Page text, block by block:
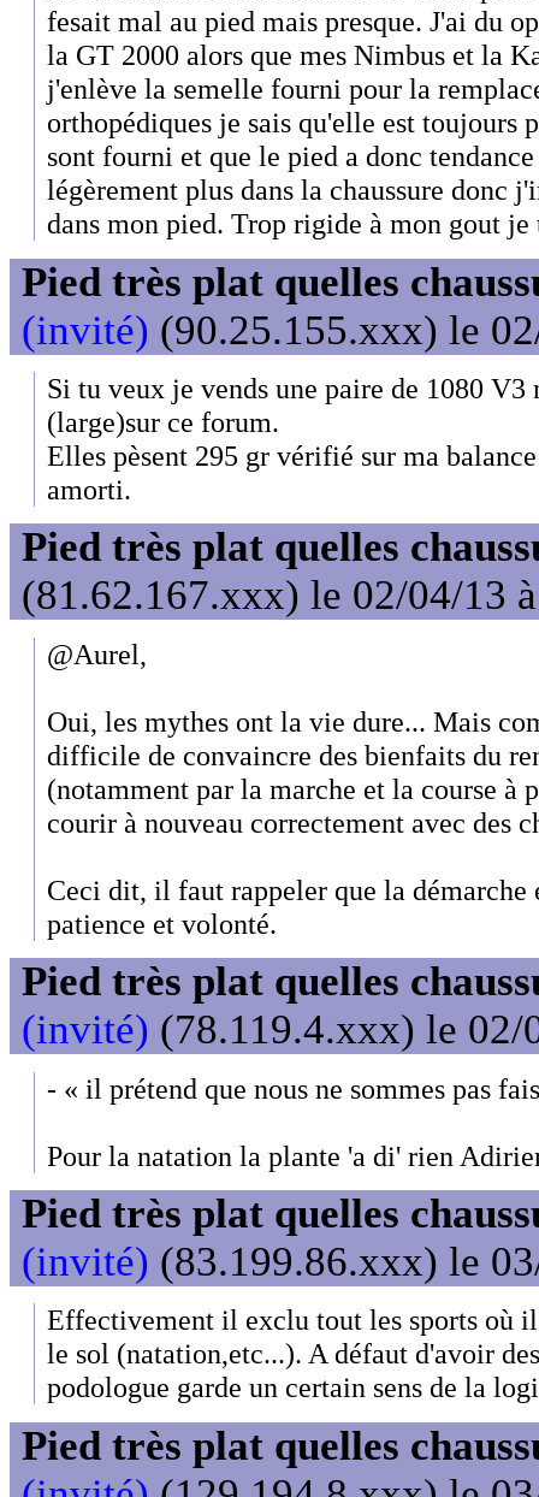
fesait mal au pied mais presque. J'ai du
la GT 2000 alors que mes Nimbus et la
j'enlève la semelle fourni pour la
orthopédiques je sais qu'elle est toujours
sont fourni et que le pied a donc
légèrement plus dans la chaussure donc
dans mon pied. Trop rigide à mon gout je
Pied très plat quelles
(invité) (90.25.155.xxx) le
Si tu veux je vends une paire de 1080
(large)sur ce forum.
Elles pèsent 295 gr vérifié sur ma
amorti.
Pied très plat quelles
(81.62.167.xxx) le 02/04/13
@Aurel,
Oui, les mythes ont la vie dure... Mais
difficile de convaincre des bienfaits du
(notamment par la marche et la course à
courir à nouveau correctement avec des
Ceci dit, il faut rappeler que la démarche
patience et volonté.
Pied très plat quelles
(invité) (78.119.4.xxx) le 02/
- « il prétend que nous ne sommes pas
Pour la natation la plante 'a di' rien
Pied très plat quelles
(invité) (83.199.86.xxx) le
Effectivement il exclu tout les sports où
le sol (natation,etc...). A défaut d'avoir
podologue garde un certain sens de la
Pied très plat quelles